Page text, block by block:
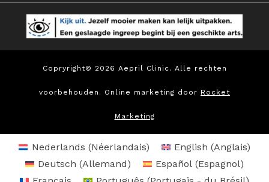
Copryright© 2026 Aepril Clinic. Alle rechten
voorbehouden. Online marketing door Rocket
Marketing
Nederlands (Néerlandais) English (Anglais)
Deutsch (Allemand) Español (Espagnol)